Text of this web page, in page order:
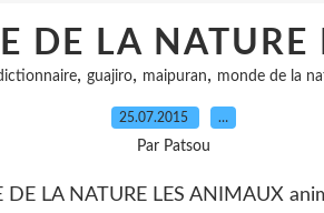
DE LA NATURE
, guajiro, maipuran, monde de la
25.07.2015 …
Par Patsou
LA NATURE LES ANIMAUX